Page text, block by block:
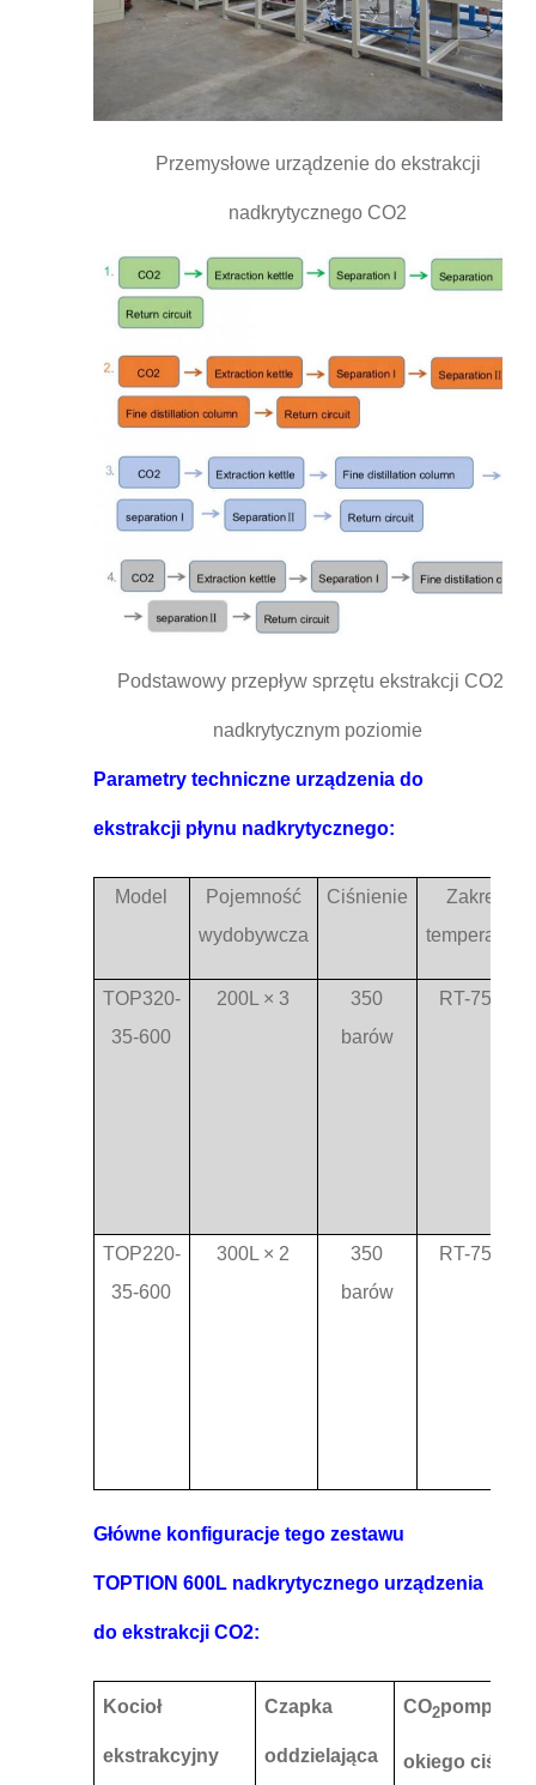
Przemysłowe urządzenie do ekstrakcji
nadkrytycznego CO2
Podstawowy przepływ sprzętu ekstrakcji CO2 o
nadkrytycznym poziomie
Parametry techniczne urządzenia do
ekstrakcji płynu nadkrytycznego:
Model
Pojemność
wydobywcza
Ciśnienie
Zakres
temperatury
TOP320-
35-600
200L × 3
350
barów
RT-75°C
TOP220-
35-600
300L × 2
350
barów
RT-75°C
Główne konfiguracje tego zestawu
TOPTION 600L nadkrytycznego urządzenia
do ekstrakcji CO2:
Kocioł
ekstrakcyjny
Czapka
oddzielająca
CO2pompy
okiego